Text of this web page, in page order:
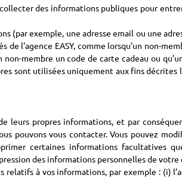
des informations publiques pour
exemple, une adresse email ou une
l'agence EASY, comme lorsqu’un non-
membre un code de carte cadeau ou
sont utilisées uniquement aux fins décrites
propres informations, et par
pouvons vous contacter. Vous pouvez
certaines informations facultatives
des informations personnelles de votre
à vos informations, par exemple : (i)